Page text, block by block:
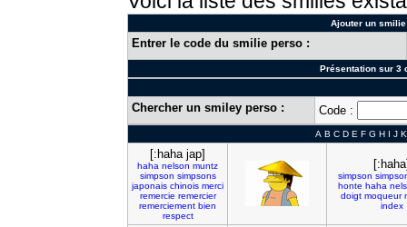
Ajouter un
Entrer le code du smilie perso :
Présentation sur 3
Chercher un smiley perso : Code :
A B C D E F G H I J K
[:haha jap]
haha nelson muntz
simpson simpsons
japonais chinois merci
remercie remercier
remerciement bien
respect
simpson
honte haha
doigt moqueur
index